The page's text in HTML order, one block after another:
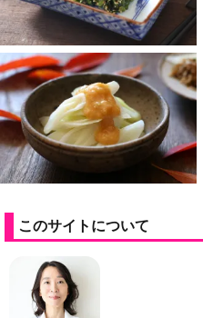
このサイトについて